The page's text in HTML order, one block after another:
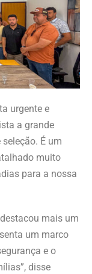
urgente e
a grande
É um
muito
para a nossa
mais um
um marco
e o
disse